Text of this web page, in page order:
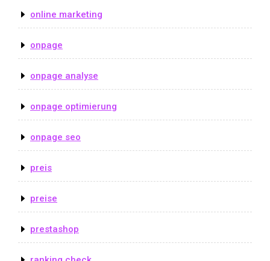
online marketing
onpage
onpage analyse
onpage optimierung
onpage seo
preis
preise
prestashop